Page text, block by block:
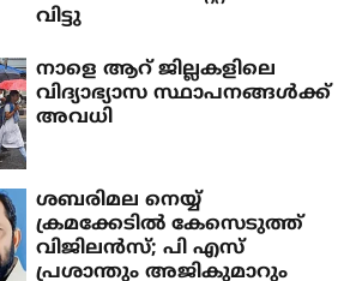
വിട്ടു
നാളെ ആറ് ജില്ലകളിലെ
വിദ്യാഭ്യാസ സ്ഥാപനങ്ങള്‍ക്ക്
അവധി
ശബരിമല നെയ്യ്
ക്രമക്കേടില്‍ കേസെടുത്ത്
വിജിലന്‍സ്; പി എസ്
പ്രശാന്തും അജികുമാറും